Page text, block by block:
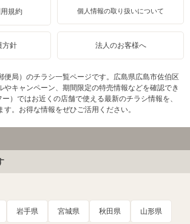
規約 個人情報の取り扱いについて
方針 法人のお客様へ
便局）のチラシ一覧ページです。広島県広島市佐伯区
やキャンペーン、期間限定の特売情報などを確認でき
）ではお近くの店舗で使える最新のチラシ情報を、
。お得な情報をぜひご活用ください。
岩手県 宮城県 秋田県 山形県